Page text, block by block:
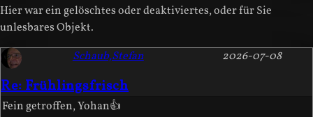
Hier war ein gelöschtes oder deaktiviertes, oder für Sie
unlesbares Objekt.
Re: Frühlingsfrisch
2026-07-08
Schaub,Stefan
Fein getroffen, Yohan👍